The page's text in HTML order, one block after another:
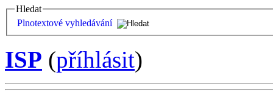
Hledat
Plnotextové vyhledávání
ISP (příhlásit)